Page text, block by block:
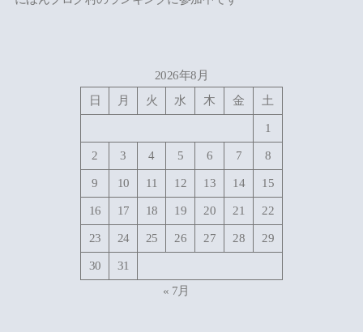
2026年8月
日
月 火 水 木 金 土
1
2 3 4 5 6 7 8
9 10 11 12 13 14 15
16 17 18 19 20 21 22
23 24 25 26 27 28 29
30
31
« 7月